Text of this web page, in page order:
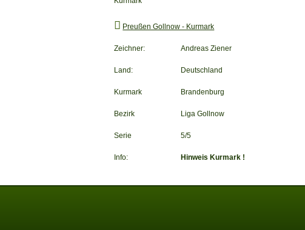
Preußen Gollnow - Kurmark
Zeichner: Andreas Ziener
Land: Deutschland
Kurmark Brandenburg
Bezirk Liga Gollnow
Serie 5/5
Info: Hinweis Kurmark !